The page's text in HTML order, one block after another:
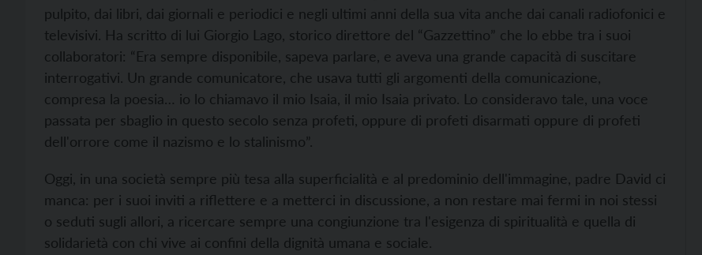
pulpito, dai libri, dai giornali e periodici e negli ultimi anni della sua vita anche dai canali radiofonici e
televisivi. Ha scritto di lui Giorgio Lago, storico direttore del “Gazzettino” che lo ebbe tra i suoi
collaboratori: “Era sempre disponibile, sapeva parlare, e aveva una grande capacità di suscitare
interrogativi. Un grande comunicatore, che usava tutti gli argomenti della comunicazione,
compresa la poesia… io lo chiamavo il mio Isaia, il mio Isaia privato. Lo consideravo tale, una voce
passata per sbaglio in questo secolo senza profeti, oppure di profeti disarmati oppure di profeti
dell'orrore come il nazismo e lo stalinismo”.
Oggi, in una società sempre più tesa alla superficialità e al predominio dell'immagine, padre David ci
manca: per i suoi inviti a riflettere e a metterci in discussione, a non restare mai fermi in noi stessi
o seduti sugli allori, a ricercare sempre una congiunzione tra l'esigenza di spiritualità e quella di
solidarietà con chi vive ai confini della dignità umana e sociale.